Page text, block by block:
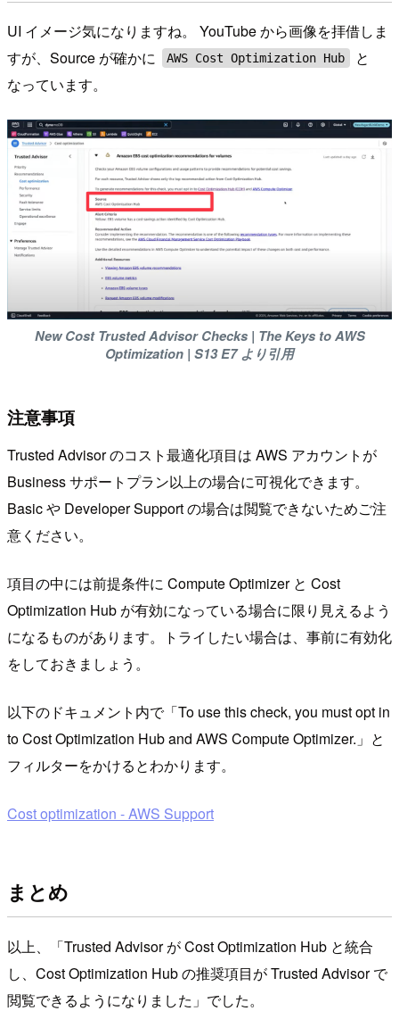
UI イメージ気になりますね。 YouTube から画像を拝借しま
すが、Source が確かに
AWS Cost Optimization Hub
と
なっています。
New Cost Trusted Advisor Checks | The Keys to AWS
Optimization | S13 E7 より引用
注意事項
Trusted Advisor のコスト最適化項目は AWS アカウントが
Business サポートプラン以上の場合に可視化できます。
Basic や Developer Support の場合は閲覧できないためご注
意ください。
項目の中には前提条件に Compute Optimizer と Cost
Optimization Hub が有効になっている場合に限り見えるよう
になるものがあります。トライしたい場合は、事前に有効化
をしておきましょう。
以下のドキュメント内で「To use this check, you must opt in
to Cost Optimization Hub and AWS Compute Optimizer.」と
フィルターをかけるとわかります。
Cost optimization - AWS Support
まとめ
以上、「Trusted Advisor が Cost Optimization Hub と統合
し、Cost Optimization Hub の推奨項目が Trusted Advisor で
閲覧できるようになりました」でした。